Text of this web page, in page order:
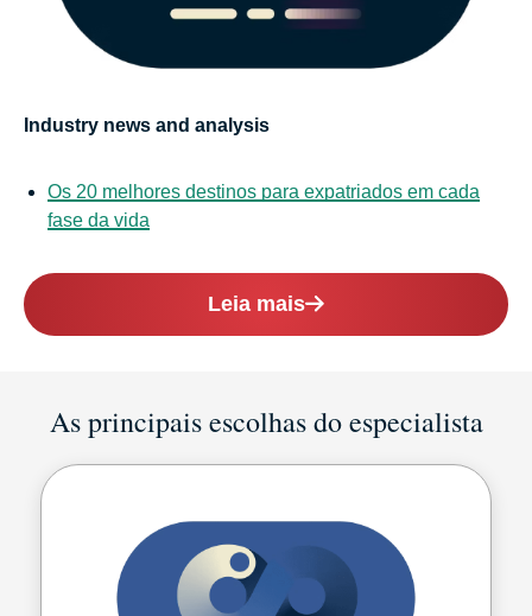
Industry news and analysis
Os 20 melhores destinos para expatriados em cada
fase da vida
Leia mais
As principais escolhas do especialista